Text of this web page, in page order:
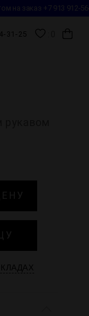
на заказ +7 913 912-56-
31-25